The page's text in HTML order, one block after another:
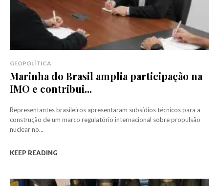
GEOPOLÍTICA
Marinha do Brasil amplia participação na
IMO e contribui...
Representantes brasileiros apresentaram subsídios técnicos para a
construção de um marco regulatório internacional sobre propulsão
nuclear no...
KEEP READING